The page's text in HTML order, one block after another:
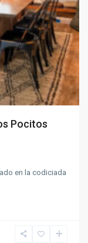
Pocitos
en la codiciada